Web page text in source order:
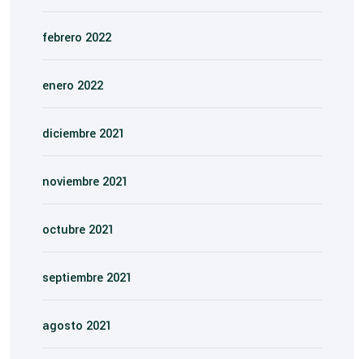
febrero 2022
enero 2022
diciembre 2021
noviembre 2021
octubre 2021
septiembre 2021
agosto 2021